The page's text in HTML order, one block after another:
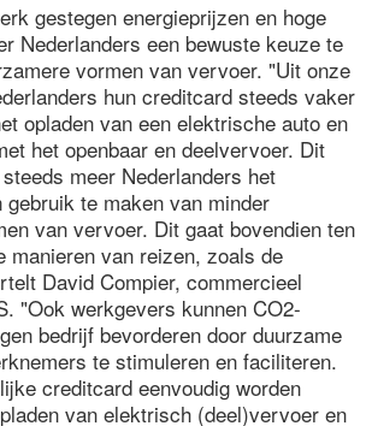
gestegen energieprijzen en hoge
Nederlanders een bewuste keuze te
vormen van vervoer. "Uit onze
hun creditcard steeds vaker
opladen van een elektrische auto en
het openbaar en deelvervoer. Dit
meer Nederlanders het
gebruik te maken van minder
van vervoer. Dit gaat bovendien ten
manieren van reizen, zoals de
David Compier, commercieel
"Ook werkgevers kunnen CO2-
bedrijf bevorderen door duurzame
te stimuleren en faciliteren.
creditcard eenvoudig worden
van elektrisch (deel)vervoer en